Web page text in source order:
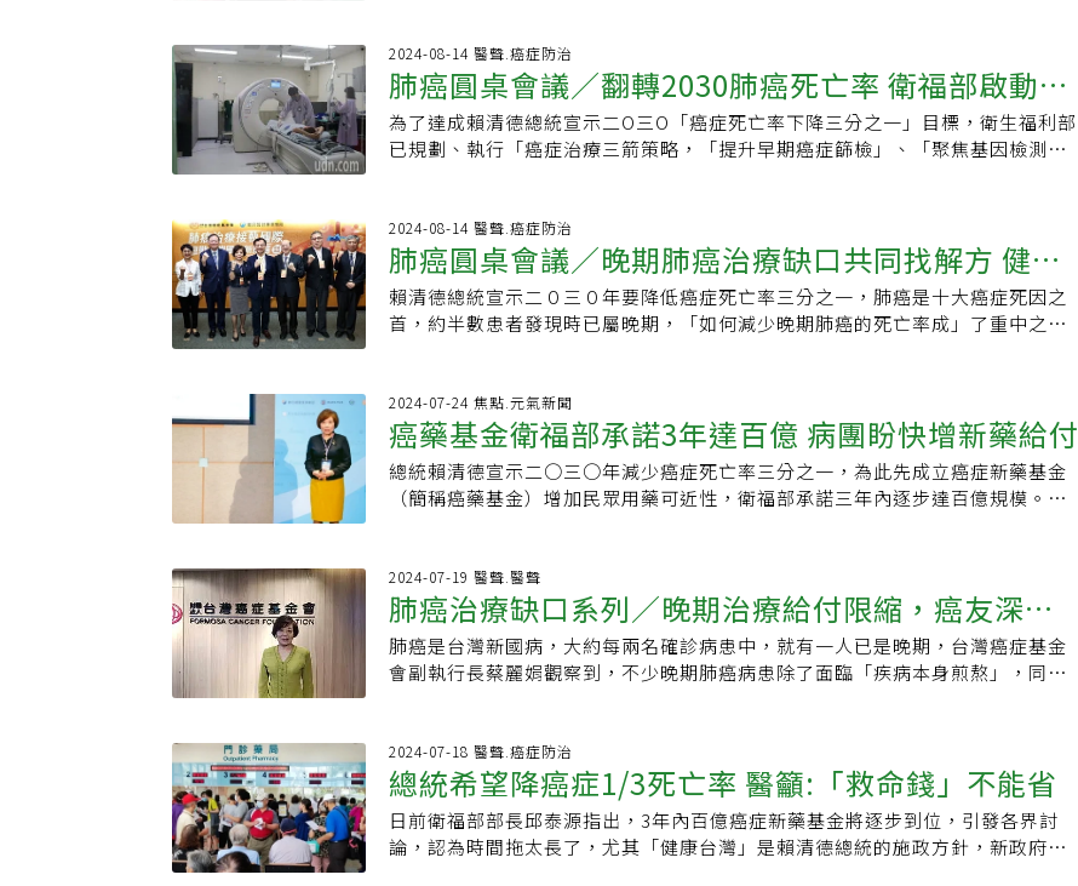
癌症治療權益，進一步期盼健保署能夠規畫完整的配套措施，使預算發揮最大的
效益，幫助癌友可以接受及時適切的治療。癌症高居國人十大死因之首42年，健
保是國人健康最重要照護網，看到政府努力維持健保營運穩定，期許國人給予健
保更多支持，讓健保資源更加充裕，集大眾力量實現癌症死亡率降低三分之一的
遠景。（作者羅盛典為癌症希望基金會副董事長、高雄長庚耳鼻喉部教授、主治
到基因有可能的變異點，幫助人類進化的一小步，大家應該一起幫忙他們。」蔡
輔仁衷心期盼大家能多了解罕見疾病。
動很多法案的提案與倡議，全民健康保險法，厚生會版本比行政院版本更早提
出，因而加速了立法的時程。近年來很多重要的議題如廣設AED、民眾急救賦能
訓練、吞嚥賦能鼻胃管移除、失智症倡議、癌症新藥基金設立、擴大癌症篩檢等
等，厚生會結集產、官、學及相關利害關係人共同商議如何使政策更完善，讓更
多的民眾可以因為好的政策而得到更好的生活品質。此外立法院厚生會每年舉辦
精神就是不求名利的奉獻與服務。
演講，題目是「心臟衰竭的治療與挑戰」，副標題是「淡淡的哀愁」。為什麼？
他語重心長：「現在有這麼好的藥（指的是健安心『Entresto』），卻限制得這
麼嚴苛，台灣是富裕的社會，卻無法讓民眾願意多繳一點保費…」。糖尿病新藥
難納入健保給付另一位好友，也是內科醫師告訴我，糖尿病的新一代藥物，例如
效極佳，有明確成本效益的藥物，都因健保財務困難，常常很難被納入給付，或
一旦納入就限制重重。孔醫師說「淡淡的哀愁」，原因是他的父親當年走的時候
就是因為心臟衰竭，那時「Entresto」尚未開發出來，今天他以一個醫師的心情
發問，現在藥有了，台灣社會富裕了，為什麼大家不肯出錢？「百億癌症基金」
在政府左支右絀，勉強擠出50億元後，看起來應該3年可以達成。據了解採用模式
通不過NICE的成本效益門檻，但這些藥在歐美其他國家，病人都可以用。財源不
足 癌症患者困境無解英國政府在輿論壓力下，成立癌症新藥基金，以暫行支付解
病人燃眉之急，每年預算大約新台幣百億。不過，幾年下來，年年預算超支，又
被批評不具成本效益，浪費納稅人的錢。但英國政府還是必須支持，同時又加了
標和英國一樣（目前看起來的確是），只為了解決「成本效益」不夠明確的新
藥，那麼百億應該是夠的。只是這個百億，不論是每年或每3年達成，大家要了解
這不是一次性支出，而是經常性支出。「暫時」支付期滿後，證明符合療效指標
及成本效益，健保就要給付。如果我們希望用這個癌症新藥基金，補足因健保限
縮給付而造成保護力逐漸侵蝕，新政府打錯算盤了。不過，我不得不說新政府的
瓶21萬元 癌友苦思「要放棄什麼才能繼續治療？」一位在台灣癌症基金會服務的
乳癌病友，大學時期因樂團與男友相戀，畢業後結婚步入禮堂，幸福生活卻因女
方罹癌戛然而止，歷經2年不斷復發、轉移，逐漸對健保給付藥品產生抗藥性，一
瓶要價21萬元的自費新藥成為最後希望，夫妻二人思考，「要放棄什麼才能繼續
治療？」另一位癌友和陪伴10餘年形同家人的寵物犬同時罹病，為陪伴愛犬走向
念，減輕癌症家庭負擔，不再因高額自費而失去對生命的期待；新藥突破，讓癌
症治療慢性病化，提升病友存活率，但需要癌症新藥基金與健保合作，才能讓每
位癌友都取得有效的治療。癌藥基金設立還差最後一哩路癌藥基金面臨財源、法
源問題，距基金設立還差最後一哩路。台灣癌症基金會執行長張文震表示，台灣
行動才獲得跨黨派支持，成為政府健康台灣推動方針之一。台灣癌症基金會8月起
在高雄市、台北市舉辦「『可不可以，不放棄？』台灣癌症新藥基金TmCDF貨櫃
主題展」，張文震表示，該展覽集結基金會服務的病友故事，尤其是罹病過程
中，因自費費用高昂「不得不放棄」的遺憾，藉由故事發聲，希望每位癌友、民
眾享有平等的醫療權益，「盼全民一同為成立癌藥基金集氣，讓癌友不再抱
2024-08-14 醫聲.癌症防治
肺癌圓桌會議／翻轉2030肺癌死亡率 衛福部啟動三
箭政策
為了達成賴清德總統宣示二O三O「癌症死亡率下降三分之一」目標，衛生福利部
已規劃、執行「癌症治療三箭策略，「提升早期癌症篩檢」、「聚焦基因檢測與
會與聯合報所主辦的「肺癌治療接軌國際，迎戰台灣國病新策略」圓桌會議中，
石崇良表示，衛福部原編列二十八億預算進行早期癌篩，二O二五年，多增加四
十億元，並擴大癌篩服務對象年齡，以肺癌篩檢「低劑量電腦斷層掃描」
（LDCT）檢查為例，二O二五年，篩檢對象將放寬至每年抽菸量超過二十包，以
及父母、子女、兄弟姊妹等有肺癌家族史族群。「東方人的肺癌和西方人不太一
分析台灣人的肺癌基因表現形態，醫院將這些NGS報告上傳健保署指定資料庫，
當資料進一步整合，未來便可作為研究、研發新藥之用。百億癌症新藥基金箭在
弦上，應符合健保框架下進行規劃談到百億癌症新藥基金，石崇良表示，該基金
來源為行政院公務預算，二O二五年已編列預算50億元，現行健保署與藥廠進行
性，若經兩至三年追蹤、分析用藥效益，經「醫療科技再評估」（Health
Technology Re-assessment，HTR）評估核可，即可進入健保，再進行第二次
MEA議價協商。台灣癌症基金會執行長張文震認為，雖然在百億癌症新藥基金當
中，MEA所協議藥價折扣費用可重新回基金，這部分值得肯定，但在健保架構
下，這筆費用除了回歸健保總額，也應該要有更透明、合理、細緻的分配與協
延續。至於「百億癌症新藥基金預計收載哪些新藥品項？」石崇良說，目前預計
收載藥品包括病人有醫療急需，卻未完成三期臨床試驗癌症新藥，或其他經評估
具治療潛力但臨床效益、財務衝擊評估不確定的癌症新藥、新適應症等，期待透
過這些政策兼顧健保、醫藥產業、被保險人、病友與醫療機構等各方需求，期待
2024-08-14 醫聲.癌症防治
肺癌圓桌會議／晚期肺癌治療缺口共同找解方 健保
署：明年五十億暫時性支性可彈性討論
賴清德總統宣示二０三０年要降低癌症死亡率三分之一，肺癌是十大癌症死因之
首，約半數患者發現時已屬晚期，「如何減少晚期肺癌的死亡率成」了重中之
略解方。晚期肺癌五年存活率僅一成，日前台灣癌症基金會與聯合報健康事業部
共同舉辦「肺癌治療接軌國際，迎戰台彎國病新策略」圓桌會議，與會專家提出
多方建議，期待醫界、病團與官方共同努力，依醫療平權精神，達成總統宣示目
標。台灣臨床腫瘤醫學會理事長賴俊良指出，要降低癌症死亡率必須得先降低晚
期患者的死亡，這與早期患者的長期存活概念是不同，以死亡人數最多的肺癌為
治療缺口，新竹臺大分院院長余忠仁指出，以人數佔比最多的EGFR基因突變為
例，標準治療是第一線就使用第三代標靶藥物，相較於過去傳統化療時代，病患
平均存活期可從八到十個月延長至三年半到四年，但目前健保給付只有十分之一
的病人可用藥；至於沒有驅動基因者要用免疫藥物，給付上也有條件限制，若無
癌、帶EGFR基因突變患者應以第三代標靶藥物為一線用藥，但當時台灣仍未給
付，由於患者沒錢可自費用藥，採取其他治療方式後不久即過世，賴俊良也提到
自己曾自掏腰包，幫職場同僚付自費藥物經驗。站在第一線面對病人，臨床醫師
還是希望政府可以有更積極的作為，台灣胸腔暨重症加護醫學會理事長陳育民直
言，讓帶有EGFR基因突變的晚期肺癌患者可及時使用第三代標靶藥物，是非常急
2024-07-24 焦點.元氣新聞
癌藥基金衛福部承諾3年達百億 病團盼快增新藥給付
總統賴清德宣示二○三○年減少癌症死亡率三分之一，為此先成立癌症新藥基金
（簡稱癌藥基金）增加民眾用藥可近性，衛福部承諾三年內逐步達百億規模。對
逐步趕上。蔡麗娟：七成癌友須自費用藥 衝擊家庭經濟癌友生命與時間賽跑，但
平均卻得花兩年等待新藥納人健保給付，即使獲得給付也限縮給藥條件，台灣癌
症基金會副執行長蔡麗娟表示，據調查僅三成癌友有藥可用，七成癌友必須自費
用藥。癌症希望基金會則於二○二二年針對癌友調查，發現逾過二成癌友自費超
過百萬元。嚴必文：健保署因財務縮減用藥對象，對病人不公這對家庭經濟造成
因，經醫師建議自費用藥迄今三年多，腫瘤幾乎消失，但藥費已快要耗盡家產。
嚴必文說，健保署設置的藥物給付條件，部分並非基於科學實證，純粹因財務衝
擊過大，於是縮減用藥對象，節省健保開支，「這對病人十分不公平。」台灣癌
症基金會自二○一九年起，提出癌症新藥基金構想，今年總統大選前，有十多個
2024-07-19 醫聲.醫聲
肺癌治療缺口系列／晚期治療給付限縮，癌友深陷
三大困境
肺癌是台灣新國病，大約每兩名確診病患中，就有一人已是晚期，台灣癌症基金
會副執行長蔡麗娟觀察到，不少晚期肺癌病患除了面臨「疾病本身煎熬」，同時
並增加對醫療、保健的投資，將更能幫助癌友獲得所需治療、提升存活率，對於
達到賴政府「2030年降低癌症死亡率1/3」目標，也能產生助益。蔡麗娟指出，
目前，癌症新藥審查平均達782天，病患真正用到新藥時間，需等待3、4年以
上。即使健保有給付，可能因財務衝擊而限制使用，往往也是後線治療，或限制
療程及期程，，有些藥物甚至已列為國際治療指引的標準治療，病患還是無法順
2024-07-18 醫聲.癌症防治
總統希望降癌症1/3死亡率 醫籲:「救命錢」不能省
日前衛福部部長邱泰源指出，3年內百億癌症新藥基金將逐步到位，引發各界討
論，認為時間拖太長了，尤其「健康台灣」是賴清德總統的施政方針，新政府還